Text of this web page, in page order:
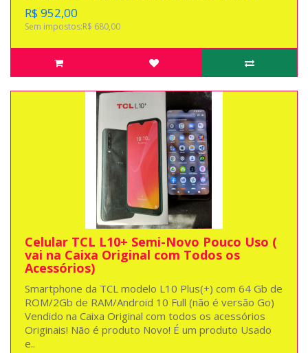
R$ 952,00
Sem impostos:R$ 680,00
Celular TCL L10+ Semi-Novo Pouco Uso (
vai na Caixa Original com Todos os
Acessórios)
Smartphone da TCL modelo L10 Plus(+) com 64 Gb de
ROM/2Gb de RAM/Android 10 Full (não é versão Go)
Vendido na Caixa Original com todos os acessórios
Originais! Não é produto Novo! É um produto Usado
e..